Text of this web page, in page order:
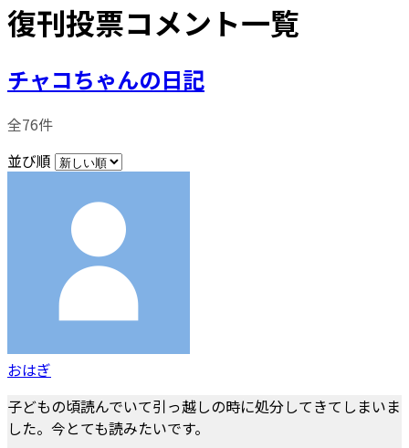
復刊投票コメント一覧
チャコちゃんの日記
全76件
並び順
おはぎ
子どもの頃読んでいて引っ越しの時に処分してきてしまいま
した。今とても読みたいです。